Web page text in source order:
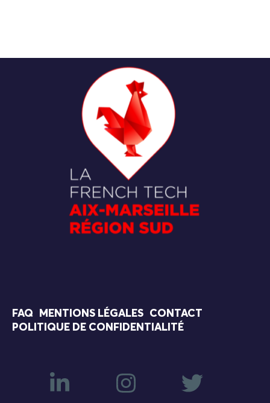
FAQ MENTIONS LÉGALES
CONTACT
POLITIQUE DE CONFIDENTIALITÉ